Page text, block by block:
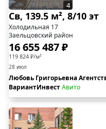
4
Св, 139.5 м², 8/10 эт
Холодильная 17
Заельцовский район
16 655 487 ₽
119 824 ₽/м²
28 июл
Любовь Григорьевна
ВариантИнвестАвито